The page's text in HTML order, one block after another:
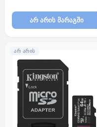
არ არის მარაგში
ᲐᲠ ᲐᲠᲘᲡ